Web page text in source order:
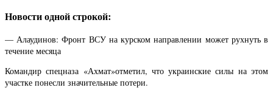
Новости одной строкой:
— Алаудинов: Фронт ВСУ на курском направлении может рухнуть в
течение месяца
Командир спецназа «Ахмат»отметил, что украинские силы на этом
участке понесли значительные потери.